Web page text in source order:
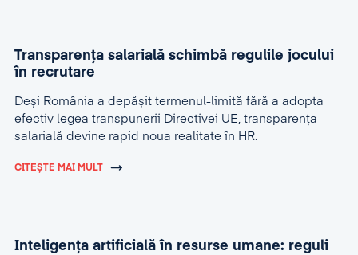
Transparența salarială schimbă regulile jocului
în recrutare
Deși România a depășit termenul-limită fără a adopta
efectiv legea transpunerii Directivei UE, transparența
salarială devine rapid noua realitate în HR.
CITEȘTE MAI MULT
Inteligența artificială în resurse umane: reguli